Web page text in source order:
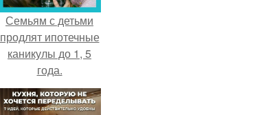
Семьям с детьми
продлят ипотечные
каникулы до 1, 5
года.